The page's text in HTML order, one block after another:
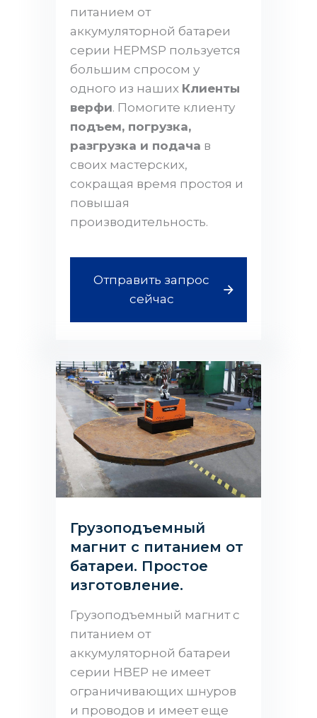
питанием от
аккумуляторной батареи
серии HEPMSP пользуется
большим спросом у
одного из наших Клиенты
верфи. Помогите клиенту
подъем, погрузка,
разгрузка и подача в
своих мастерских,
сокращая время простоя и
повышая
производительность.
Отправить запрос
сейчас
Грузоподъемный
магнит с питанием от
батареи. Простое
изготовление.
Грузоподъемный магнит с
питанием от
аккумуляторной батареи
серии HBEP не имеет
ограничивающих шнуров
и проводов и имеет еще